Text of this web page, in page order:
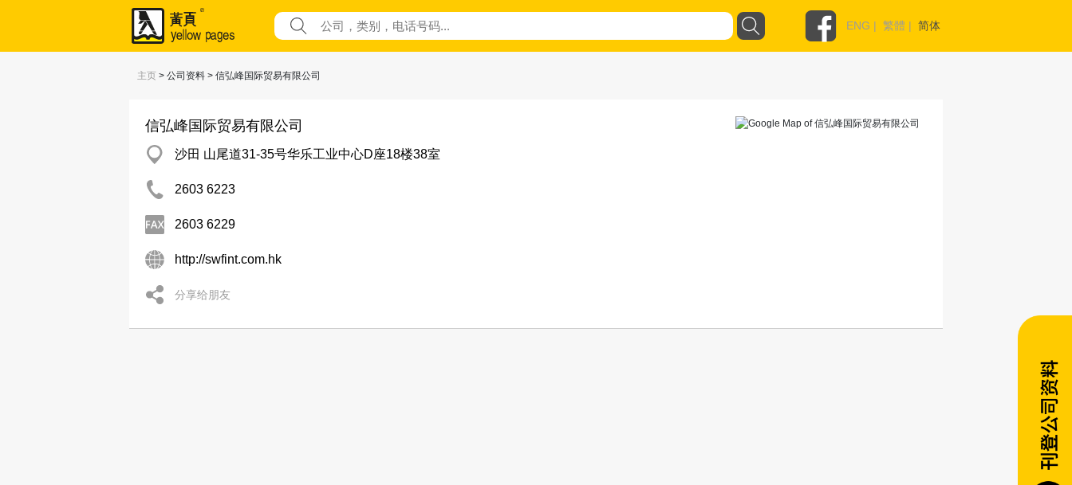
ENG | 繁體 | 简体
主页 > 公司资料 > 信弘峰国际贸易有限公司
信弘峰国际贸易有限公司
沙田 山尾道31-35号华乐工业中心D座18楼38室
2603 6223
2603 6229
http://swfint.com.hk
分享给朋友